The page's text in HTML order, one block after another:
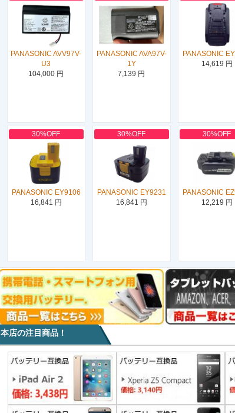
PANASONIC AVV97V-
U3
104,000 円
PANASONIC AVA97V-
1Y
7,139 円
PANASONIC
14,619 円
30%OFF
PANASONIC EY9106
16,841 円
30%OFF
PANASONIC EY9231
16,841 円
30%OFF
PANASONIC
12,219 円
本店の注目商品！